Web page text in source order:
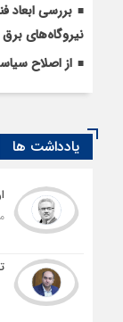
بررسی ابعاد
نیروگاه‌های
از اصلاح
یادداشت ها